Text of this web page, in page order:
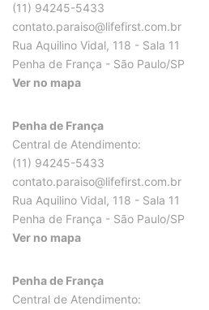
(11) 94245-5433
contato.paraiso@lifefirst.com.br
Rua Aquilino Vidal, 118 - Sala 11
Penha de França - São Paulo/SP
Ver no mapa
Penha de França
Central de Atendimento:
(11) 94245-5433
contato.paraiso@lifefirst.com.br
Rua Aquilino Vidal, 118 - Sala 11
Penha de França - São Paulo/SP
Ver no mapa
Penha de França
Central de Atendimento: